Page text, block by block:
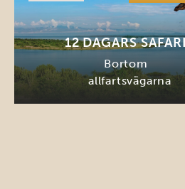
12 DAGARS
Bortom
allfartsvägarna